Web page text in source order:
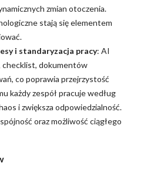
zmian otoczenia.
stają się elementem
i standaryzacja pracy: AI
dokumentów
co poprawia przejrzystość
każdy zespół pracuje według
i zwiększa odpowiedzialność.
oraz możliwość ciągłego